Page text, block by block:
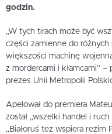
godzin.
„W tych tirach może być
części zamienne do
większości machinę
z mordercami i kłamcami”
prezes Unii Metropolii
Apelował do premiera
został „wszelki handel i ruch
„Białoruś też wspiera